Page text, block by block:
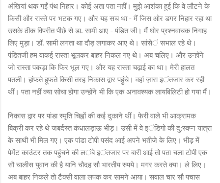
अंखियां थक गईंपंथ निहार। कोई अता पता नहीं। मुझे आशंका हुई कि वे लौटने के
किसी और रास्ते पर भटक गए । और यह सचथा- मैं जिस ओर डगर निहार रहा था
उसके ठीक विपरीत पीछे से डा. सामी आए - पंडित जी। मैं घोर प्रश्नवाचक निगाह
लिए मुड़ा। डॉ. सामी लगता था दौड़ लगाकर आए थे। सांसें सभाल रहे थे।
पंडितजी हम वाकई रास्ता भूलकर बाहर निकल गए थे। अब चलिए । और उन्होंने
जो रास्ता पकड़ा कि फिर भूल गए । और यह रास्ता चढ़ाई का था। मेरी हालत
पतली। हांफते हूफते किसी तरह निकास द्वार पहुंचे। वहां ज़ारा इंतजार कर रही
थीं। पता नहीं क्या सोचा होगा उन्होंने भी कि एक अनावश्यक लायबिलिटी हो गया मैं।
निकास द्वार पर पांडा स्मृति चिह्नों की कई दुकाने थीं। फेरी वाले भी आक्रामक
बिक्री कर रहे थे जबर्दस्त कंधालड़ाऊ भीड़। उसी में वे इंडिगो की दु:स्वप्न यात्रा
के साथी भी मिल गए । एक पांडा टोपी पसंद आई अपने भतीजे के लिए । भीड़ में
पेमेंट काउंटर तक पहुंचने की लंबेइंतजार पर बारी आई तो पता चला टोपी एक
सौ चालीस युवान की है यानि चौदह सौ भारतीय रुपये। मगर करते क्या। ले लिए ।
अब बाहर निकले तो टैक्सी वाला लपक कर सामने आया। सवाल चार सौ पचास